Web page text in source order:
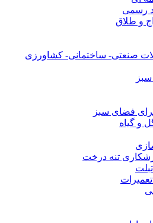
رسمی
و طلاق
صنعتی- ساختمانی- کشاورزی
فضای سبز
و گیاه
تنه درخت